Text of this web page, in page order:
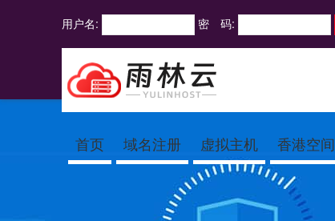
用户名: 密 码:
首页 域名注册 虚拟主机 香港空间